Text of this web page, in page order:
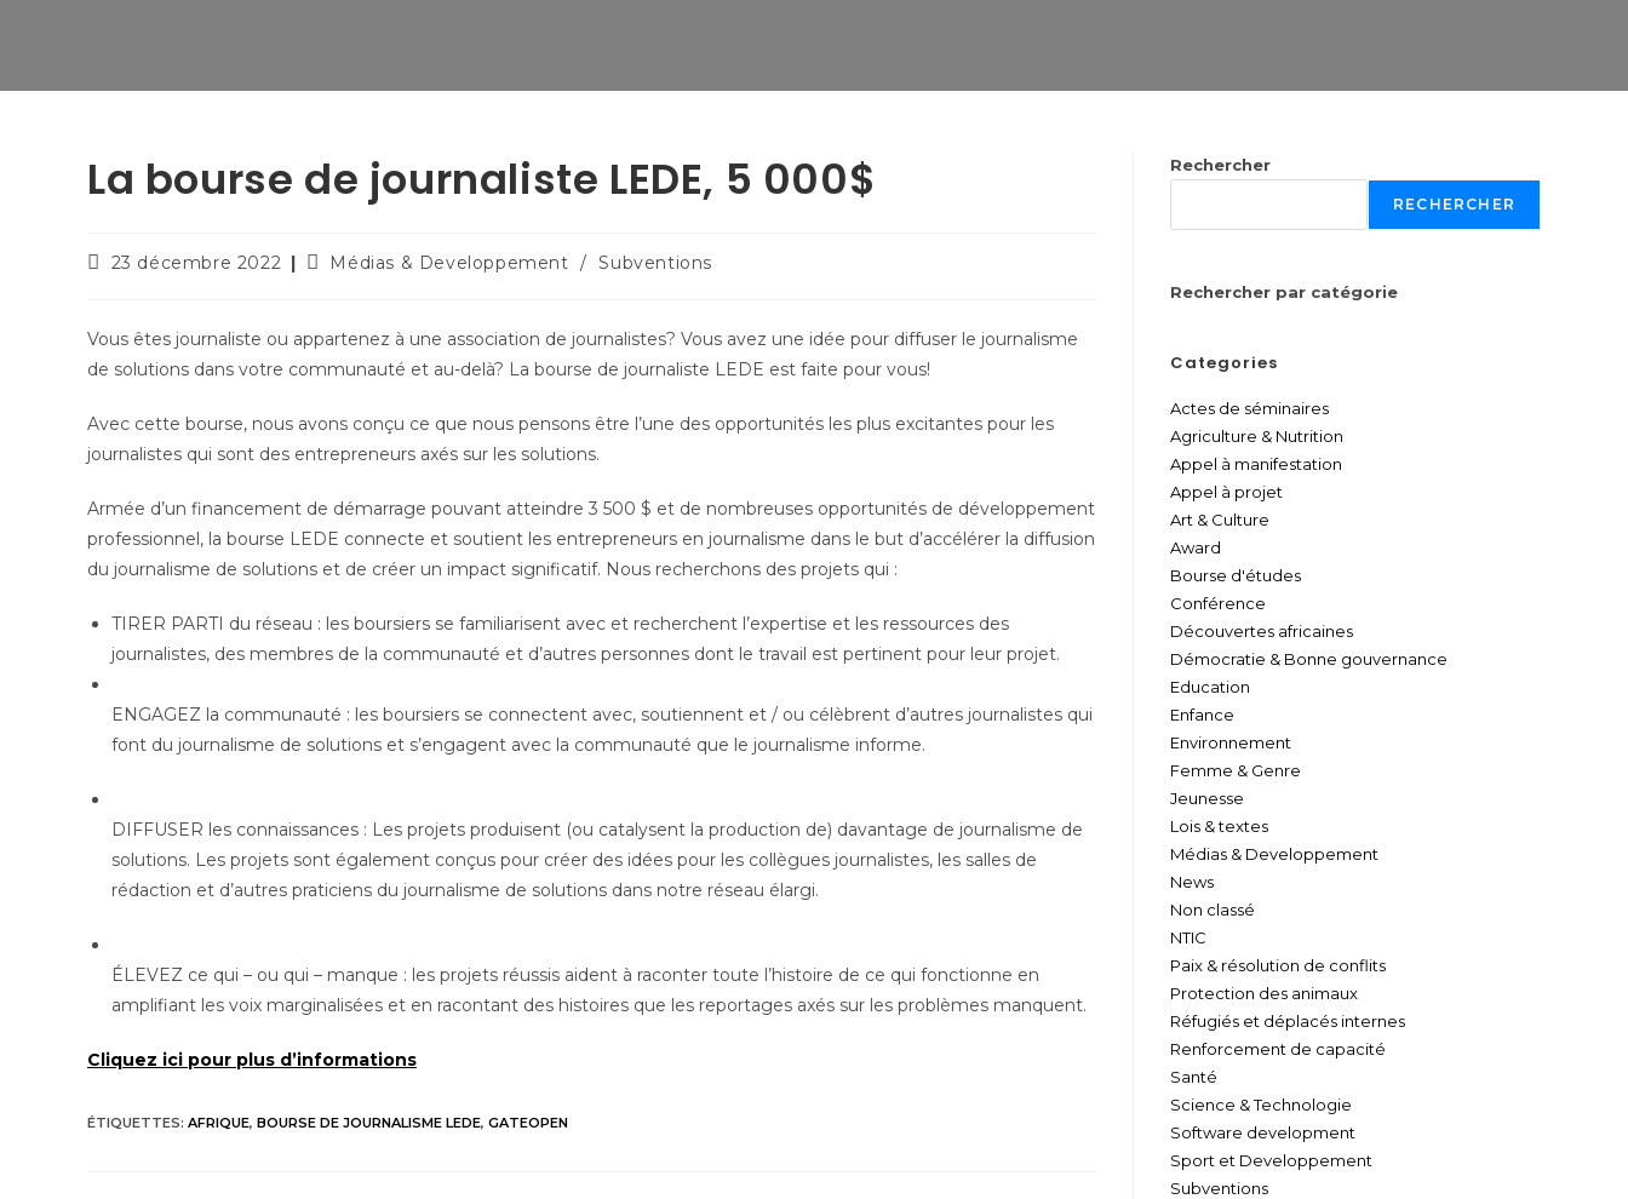
La bourse de journaliste LEDE, 5 000$
23 décembre 2022 Médias & Developpement / Subventions
Vous êtes journaliste ou appartenez à une association de journalistes? Vous avez une idée pour diffuser le journalisme
de solutions dans votre communauté et au-delà? La bourse de journaliste LEDE est faite pour vous!
Avec cette bourse, nous avons conçu ce que nous pensons être l’une des opportunités les plus excitantes pour les
journalistes qui sont des entrepreneurs axés sur les solutions.
Armée d’un financement de démarrage pouvant atteindre 3 500 $ et de nombreuses opportunités de développement
professionnel, la bourse LEDE connecte et soutient les entrepreneurs en journalisme dans le but d’accélérer la diffusion
du journalisme de solutions et de créer un impact significatif. Nous recherchons des projets qui :
TIRER PARTI du réseau : les boursiers se familiarisent avec et recherchent l’expertise et les ressources des
journalistes, des membres de la communauté et d’autres personnes dont le travail est pertinent pour leur projet.
ENGAGEZ la communauté : les boursiers se connectent avec, soutiennent et / ou célèbrent d’autres journalistes qui
font du journalisme de solutions et s’engagent avec la communauté que le journalisme informe.
DIFFUSER les connaissances : Les projets produisent (ou catalysent la production de) davantage de journalisme de
solutions. Les projets sont également conçus pour créer des idées pour les collègues journalistes, les salles de
rédaction et d’autres praticiens du journalisme de solutions dans notre réseau élargi.
ÉLEVEZ ce qui – ou qui – manque : les projets réussis aident à raconter toute l’histoire de ce qui fonctionne en
amplifiant les voix marginalisées et en racontant des histoires que les reportages axés sur les problèmes manquent.
Cliquez ici pour plus d’informations
ÉTIQUETTES: AFRIQUE, BOURSE DE JOURNALISME LEDE, GATEOPEN
Rechercher
RECHERCHER
Rechercher par catégorie
Categories
Actes de séminaires
Agriculture & Nutrition
Appel à manifestation
Appel à projet
Art & Culture
Award
Bourse d'études
Conférence
Découvertes africaines
Démocratie & Bonne gouvernance
Education
Enfance
Environnement
Femme & Genre
Jeunesse
Lois & textes
Médias & Developpement
News
Non classé
NTIC
Paix & résolution de conflits
Protection des animaux
Réfugiés et déplacés internes
Renforcement de capacité
Santé
Science & Technologie
Software development
Sport et Developpement
Subventions